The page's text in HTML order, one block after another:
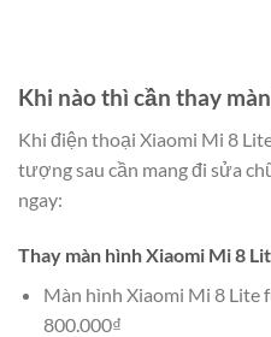
Khi nào thì cần thay
Khi điện thoại Xiaomi Mi 8
tượng sau cần mang đi sửa
ngay:
Thay màn hình Xiaomi Mi 8
Màn hình Xiaomi Mi 8 Lite
800.000₫